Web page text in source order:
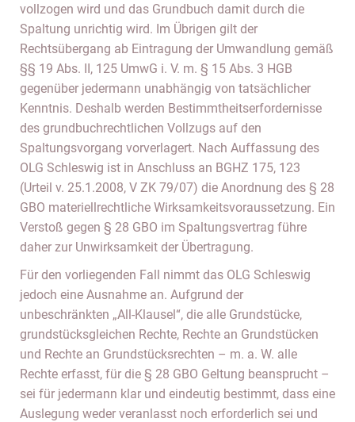
vollzogen wird und das Grundbuch damit durch die
Spaltung unrichtig wird. Im Übrigen gilt der
Rechtsübergang ab Eintragung der Umwandlung gemäß
§§ 19 Abs. II, 125 UmwG i. V. m. § 15 Abs. 3 HGB
gegenüber jedermann unabhängig von tatsächlicher
Kenntnis. Deshalb werden Bestimmtheitserfordernisse
des grundbuchrechtlichen Vollzugs auf den
Spaltungsvorgang vorverlagert. Nach Auffassung des
OLG Schleswig ist in Anschluss an BGHZ 175, 123
(Urteil v. 25.1.2008, V ZK 79/07) die Anordnung des § 28
GBO materiellrechtliche Wirksamkeitsvoraussetzung. Ein
Verstoß gegen § 28 GBO im Spaltungsvertrag führe
daher zur Unwirksamkeit der Übertragung.
Für den vorliegenden Fall nimmt das OLG Schleswig
jedoch eine Ausnahme an. Aufgrund der
unbeschränkten „All-Klausel“, die alle Grundstücke,
grundstücksgleichen Rechte, Rechte an Grundstücken
und Rechte an Grundstücksrechten – m. a. W. alle
Rechte erfasst, für die § 28 GBO Geltung beansprucht –
sei für jedermann klar und eindeutig bestimmt, dass eine
Auslegung weder veranlasst noch erforderlich sei und